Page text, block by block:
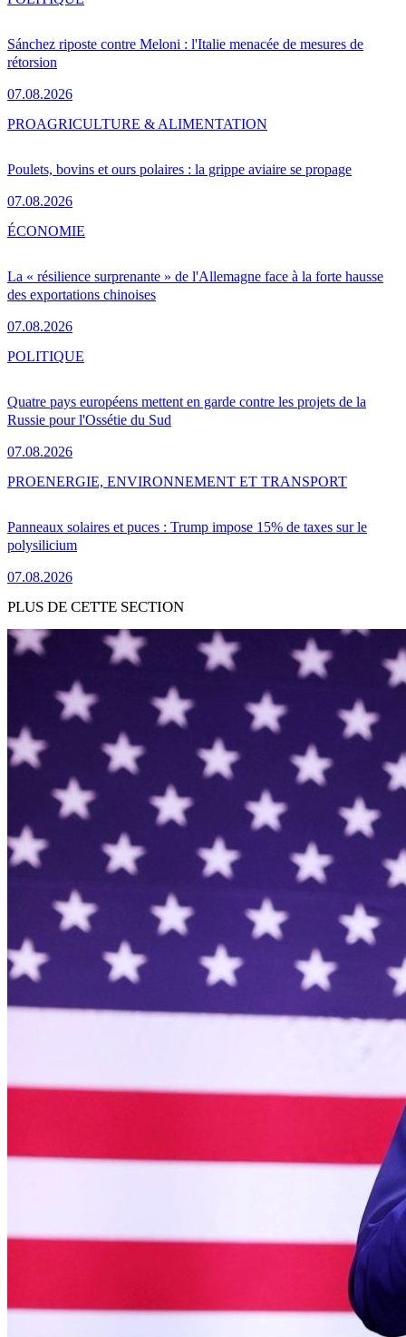
Sánchez riposte contre Meloni : l'Italie menacée de mesures de
rétorsion
07.08.2026
Poulets, bovins et ours polaires : la grippe aviaire se propage
07.08.2026
PROAGRICULTURE & ALIMENTATION
La « résilience surprenante » de l'Allemagne face à la forte hausse
des exportations chinoises
07.08.2026
ÉCONOMIE
Quatre pays européens mettent en garde contre les projets de la
Russie pour l'Ossétie du Sud
07.08.2026
POLITIQUE
Panneaux solaires et puces : Trump impose 15% de taxes sur le
polysilicium
07.08.2026
PROENERGIE, ENVIRONNEMENT ET TRANSPORT
PLUS DE CETTE SECTION